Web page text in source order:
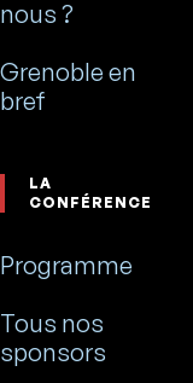
nous ?
Grenoble en
bref
LA
CONFÉRENCE
Programme
Tous nos
sponsors